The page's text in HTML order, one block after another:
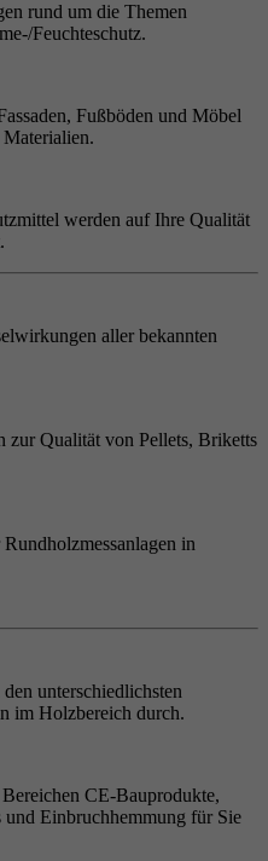
rund um die Themen
Feuchteschutz.
Fußböden und Möbel
werden auf Ihre Qualität
aller bekannten
zur Qualität von Pellets, Briketts
in
unterschiedlichsten
im Holzbereich durch.
CE-Bauprodukte,
Einbruchhemmung für Sie